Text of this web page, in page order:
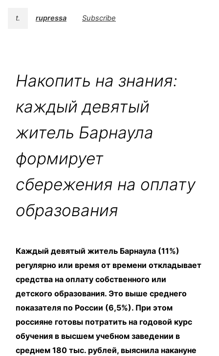
t. rupressa Subscribe
Накопить на знания:
каждый девятый
житель Барнаула
формирует
сбережения на оплату
образования
Каждый девятый житель Барнаула (11%)
регулярно или время от времени откладывает
средства на оплату собственного или
детского образования. Это выше среднего
показателя по России (6,5%). При этом
россияне готовы потратить на годовой курс
обучения в высшем учебном заведении в
среднем 180 тыс. рублей, выяснила накануне